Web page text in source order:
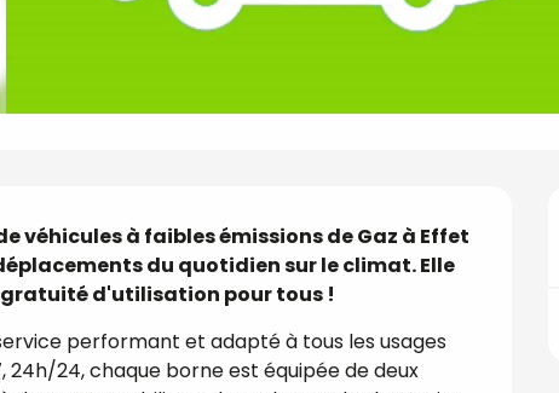
véhicules à faibles émissions de Gaz à Effet
du quotidien sur le climat. Elle
gratuité d'utilisation pour tous !
performant et adapté à tous les usages
24h/24, chaque borne est équipée de deux